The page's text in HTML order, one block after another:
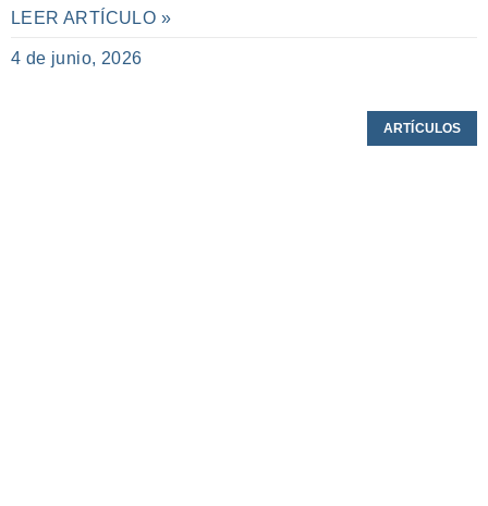
LEER ARTÍCULO »
4 de junio, 2026
ARTÍCULOS